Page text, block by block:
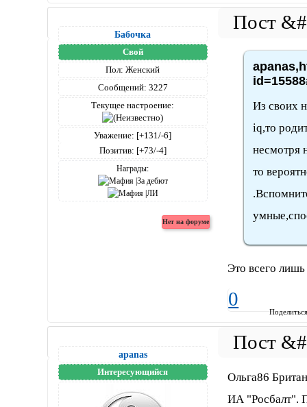
Бабочка
Свой
Пол: Женский
Сообщений: 3227
Текущее настроение:
Уважение: [+131/-6]
Позитив: [+73/-4]
Награды:
Из своих
iq,то
несмотря
то
Это всего
0
apanas
Интересующийся
Ольга86
ИА "Росбалт".